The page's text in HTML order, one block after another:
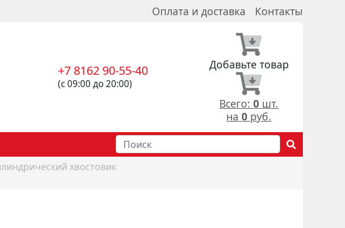
Оплата и доставка Контакты
+7 8162 90-55-40
(с 09:00 до 20:00)
Добавьте товар
Всего:0 шт.
на0 руб.
хвостовик